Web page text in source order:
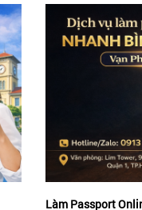
Làm Passport